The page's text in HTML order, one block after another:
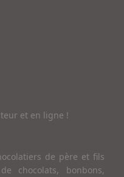
et en ligne !
de père et fils
chocolats, bonbons,